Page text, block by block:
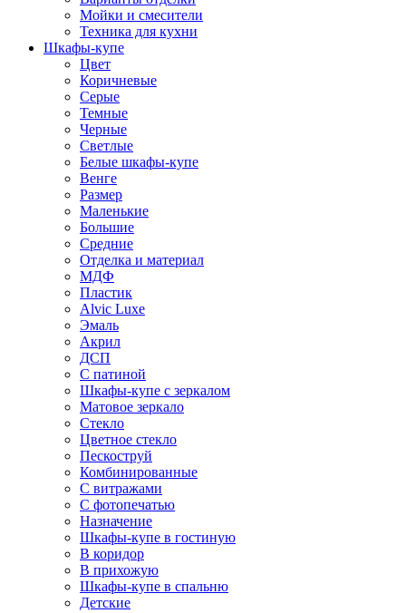
Мойки и смесители
Техника для кухни
Шкафы-купе
Цвет
Коричневые
Серые
Темные
Черные
Светлые
Белые шкафы-купе
Венге
Размер
Маленькие
Большие
Средние
Отделка и материал
МДФ
Пластик
Alvic Luxe
Эмаль
Акрил
ДСП
С патиной
Шкафы-купе с зеркалом
Матовое зеркало
Стекло
Цветное стекло
Пескоструй
Комбинированные
С витражами
С фотопечатью
Назначение
Шкафы-купе в гостиную
В коридор
В прихожую
Шкафы-купе в спальню
Детские